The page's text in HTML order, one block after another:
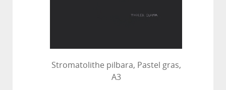
Stromatolithe pilbara, Pastel gras,
A3